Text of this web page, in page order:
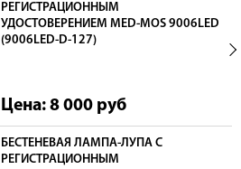
РЕГИСТРАЦИОННЫМ
УДОСТОВЕРЕНИЕМ MED-MOS 9006LED
(9006LED-D-127)
Цена: 8 000 руб
БЕСТЕНЕВАЯ ЛАМПА-ЛУПА С
РЕГИСТРАЦИОННЫМ